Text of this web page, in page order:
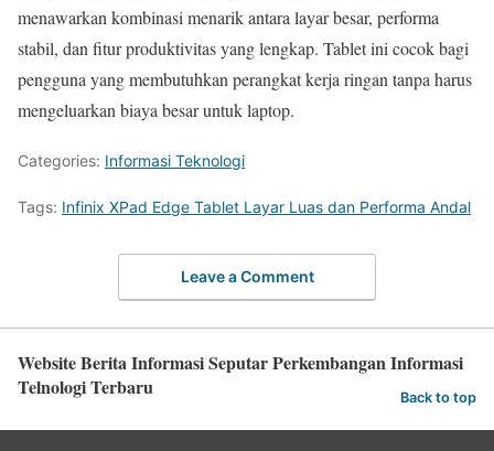
menawarkan kombinasi menarik antara layar besar, performa
stabil, dan fitur produktivitas yang lengkap. Tablet ini cocok bagi
pengguna yang membutuhkan perangkat kerja ringan tanpa harus
mengeluarkan biaya besar untuk laptop.
Categories: Informasi Teknologi
Tags: Infinix XPad Edge Tablet Layar Luas dan Performa Andal
Leave a Comment
Website Berita Informasi Seputar Perkembangan Informasi
Telnologi Terbaru
Back to top